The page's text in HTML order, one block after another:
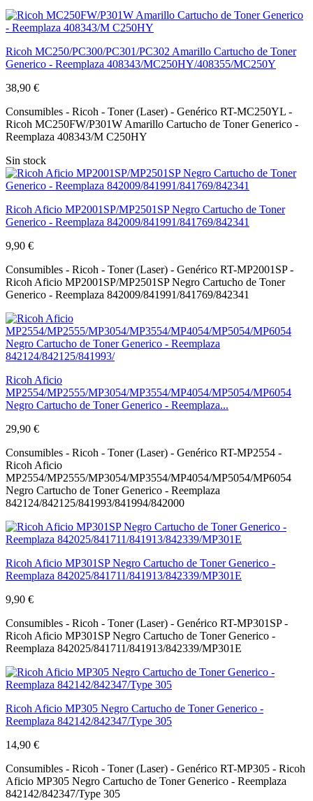
Ricoh MC250/PC300/PC301/PC302 Amarillo Cartucho de Toner
Generico - Reemplaza 408343/MC250HY/408355/MC250Y
38,90 €
Consumibles - Ricoh - Toner (Laser) - Genérico RT-MC250YL -
Ricoh MC250FW/P301W Amarillo Cartucho de Toner Generico -
Reemplaza 408343/M C250HY
Sin stock
Ricoh Aficio MP2001SP/MP2501SP Negro Cartucho de Toner
Generico - Reemplaza 842009/841991/841769/842341
9,90 €
Consumibles - Ricoh - Toner (Laser) - Genérico RT-MP2001SP -
Ricoh Aficio MP2001SP/MP2501SP Negro Cartucho de Toner
Generico - Reemplaza 842009/841991/841769/842341
Ricoh Aficio
MP2554/MP2555/MP3054/MP3554/MP4054/MP5054/MP6054
Negro Cartucho de Toner Generico - Reemplaza...
29,90 €
Consumibles - Ricoh - Toner (Laser) - Genérico RT-MP2554 -
Ricoh Aficio
MP2554/MP2555/MP3054/MP3554/MP4054/MP5054/MP6054
Negro Cartucho de Toner Generico - Reemplaza
842124/842125/841993/841994/842000
Ricoh Aficio MP301SP Negro Cartucho de Toner Generico -
Reemplaza 842025/841711/841913/842339/MP301E
9,90 €
Consumibles - Ricoh - Toner (Laser) - Genérico RT-MP301SP -
Ricoh Aficio MP301SP Negro Cartucho de Toner Generico -
Reemplaza 842025/841711/841913/842339/MP301E
Ricoh Aficio MP305 Negro Cartucho de Toner Generico -
Reemplaza 842142/842347/Type 305
14,90 €
Consumibles - Ricoh - Toner (Laser) - Genérico RT-MP305 - Ricoh
Aficio MP305 Negro Cartucho de Toner Generico - Reemplaza
842142/842347/Type 305